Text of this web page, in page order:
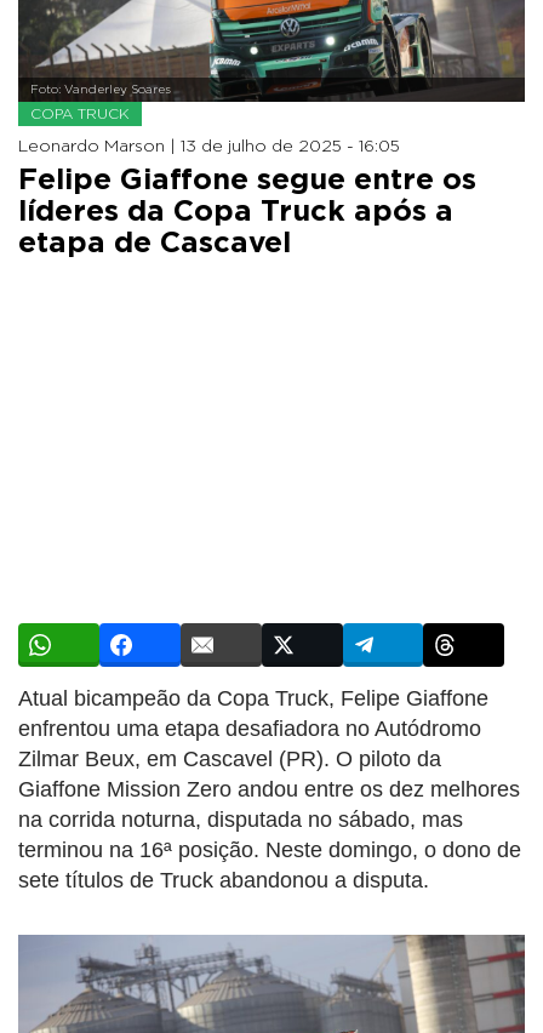
Foto: Vanderley Soares
COPA TRUCK
Leonardo Marson | 13 de julho de 2025 - 16:05
Felipe Giaffone segue entre os
líderes da Copa Truck após a
etapa de Cascavel
Atual bicampeão da Copa Truck, Felipe Giaffone
enfrentou uma etapa desafiadora no Autódromo
Zilmar Beux, em Cascavel (PR). O piloto da
Giaffone Mission Zero andou entre os dez melhores
na corrida noturna, disputada no sábado, mas
terminou na 16ª posição. Neste domingo, o dono de
sete títulos de Truck abandonou a disputa.